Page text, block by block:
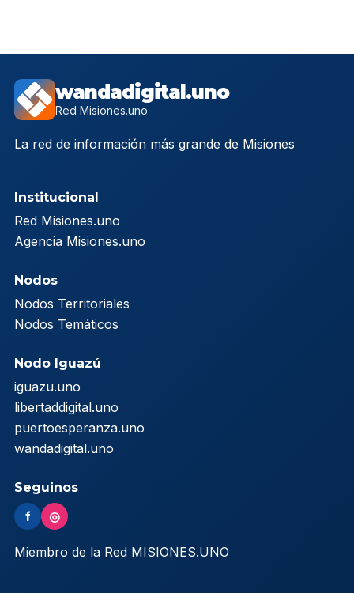
wandadigital.uno
Red Misiones.uno
La red de información más grande de Misiones
Institucional
Red Misiones.uno
Agencia Misiones.uno
Nodos
Nodos Territoriales
Nodos Temáticos
Nodo Iguazú
iguazu.uno
libertaddigital.uno
puertoesperanza.uno
wandadigital.uno
Seguinos
f ◎
Miembro de la Red MISIONES.UNO